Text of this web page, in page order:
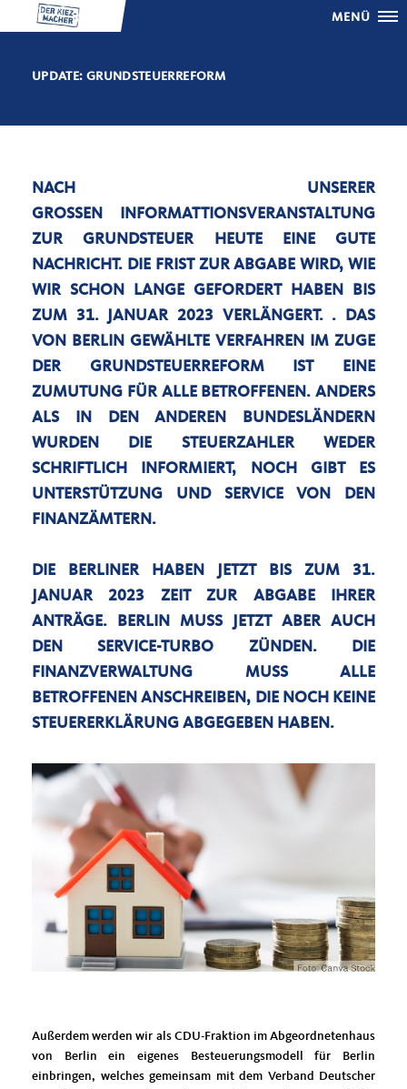
MENÜ
UPDATE: GRUNDSTEUERREFORM
NACH UNSERER
GROSSEN INFORMATTIONSVERANSTALTUNG Z
UR GRUNDSTEUER HEUTE EINE GUTE N
ACHRICHT. DIE FRIST ZUR ABGABE WIRD, WIE W
IR SCHON LANGE GEFORDERT HABEN BIS Z
UM 31. JANUAR 2023 VERLÄNGERT. . DAS V
ON BERLIN GEWÄHLTE VERFAHREN IM ZUGE D
ER GRUNDSTEUERREFORM IST EINE Z
UMUTUNG FÜR ALLE BETROFFENEN. ANDERS A
LS IN DEN ANDEREN BUNDESLÄNDERN W
URDEN DIE STEUERZAHLER WEDER S
CHRIFTLICH INFORMIERT, NOCH GIBT ES U
NTERSTÜTZUNG UND SERVICE VON DEN F
INANZÄMTERN.
DIE BERLINER HABEN JETZT BIS ZUM 31.
JANUAR 2023 ZEIT ZUR ABGABE IHRER
ANTRÄGE. BERLIN MUSS JETZT ABER AUCH
DEN SERVICE-TURBO ZÜNDEN. DIE
FINANZVERWALTUNG MUSS ALLE
BETROFFENEN ANSCHREIBEN, DIE NOCH KEINE
STEUERERKLÄRUNG ABGEGEBEN HABEN.
Außerdem werden wir als CDU-Fraktion im Abgeordnetenhaus
von Berlin ein eigenes Besteuerungsmodell für Berlin
einbringen, welches gemeinsam mit dem Verband Deutscher